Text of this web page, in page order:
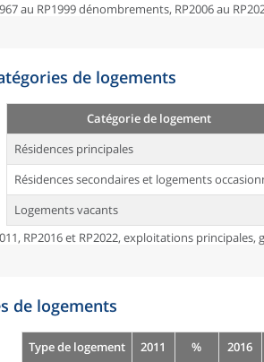
au RP1999 dénombrements, RP2006 au
de logements
Catégorie de logement
Résidences principales
Résidences secondaires et logements
Logements vacants
RP2016 et RP2022, exploitations
de logements
Type de logement 2011 % 2016